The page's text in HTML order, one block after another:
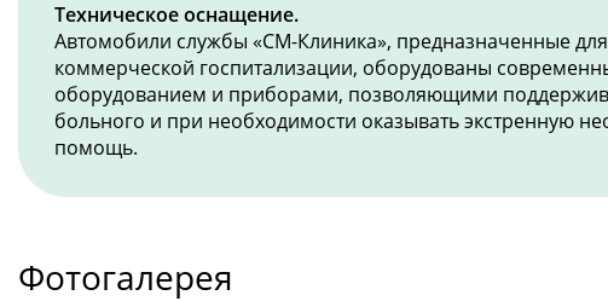
Техническое оснащение.
Автомобили службы «СМ-Клиника», предназначенные
коммерческой госпитализации, оборудованы
оборудованием и приборами, позволяющими
больного и при необходимости оказывать экстренную
помощь.
Фотогалерея